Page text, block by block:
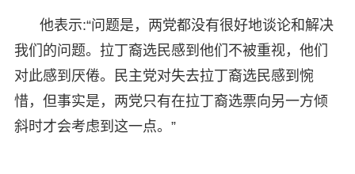
他表示:“问题是，两党都没有很好地谈论和解决
我们的问题。拉丁裔选民感到他们不被重视，他们
对此感到厌倦。民主党对失去拉丁裔选民感到惋
惜，但事实是，两党只有在拉丁裔选票向另一方倾
斜时才会考虑到这一点。”